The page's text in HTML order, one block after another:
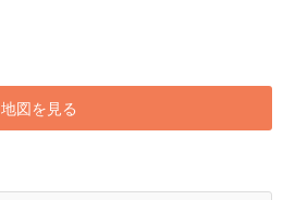
地図を見る